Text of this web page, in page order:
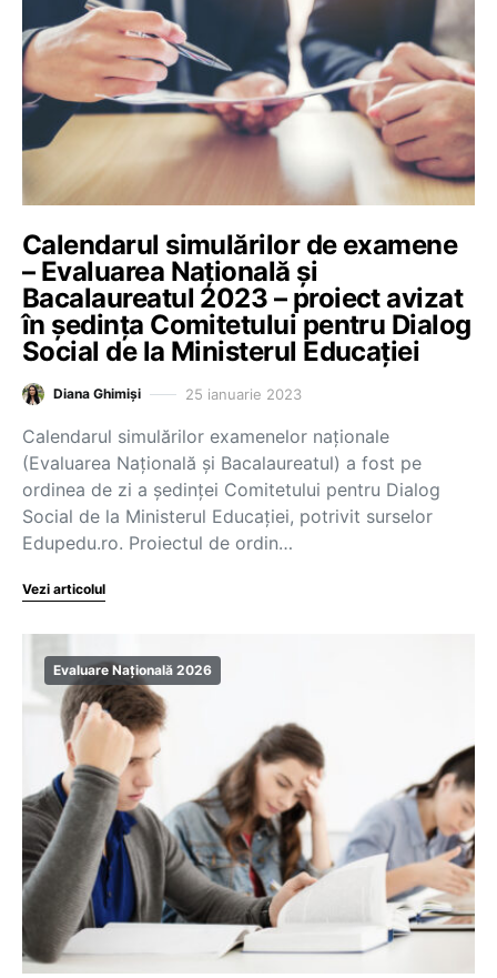
Calendarul simulărilor de examene
– Evaluarea Națională și
Bacalaureatul 2023 – proiect avizat
în ședința Comitetului pentru Dialog
Social de la Ministerul Educației
Diana Ghimiși 25 ianuarie 2023
Calendarul simulărilor examenelor naționale
(Evaluarea Națională și Bacalaureatul) a fost pe
ordinea de zi a ședinței Comitetului pentru Dialog
Social de la Ministerul Educației, potrivit surselor
Edupedu.ro. Proiectul de ordin…
Vezi articolul
Evaluare Națională 2026